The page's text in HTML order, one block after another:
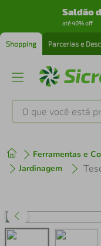
Saldão
até 40% off
Shopping Parcerias e
O que você está
Ferramentas e
Jardinagem
1º tenis
3º perfume